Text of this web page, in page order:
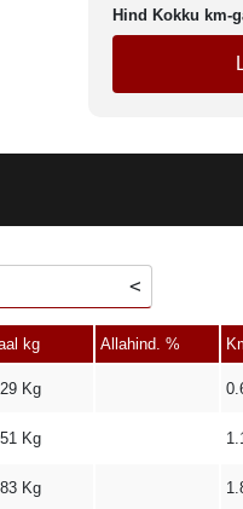
Hind Kokku km-
kg Allahind. %
Kg
Kg
Kg